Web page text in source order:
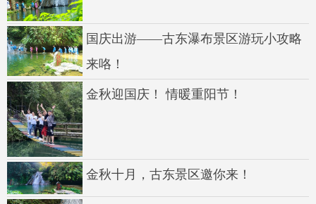
国庆出游——古东瀑布景区游玩小攻略
来咯！
金秋迎国庆！ 情暖重阳节！
金秋十月，古东景区邀你来！